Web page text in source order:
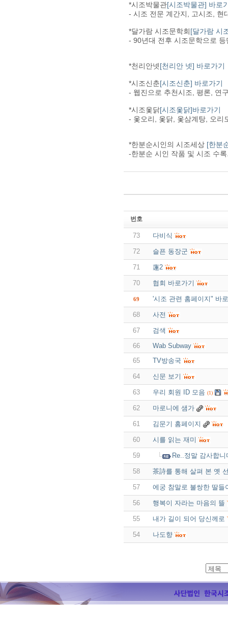
*시조박물관[시조박물관] 바로
- 시조 전문 계간지, 고시조, 현
*달가람 시조문학회[달가람 시
- 90년대 전후 시조문학으로
*천리안넷[천리안 넷] 바로가기
*시조신춘[시조신춘] 바로가기
- 웹진으로 추천시조, 평론, 연
*시조옻닭[시조옻닭]바로가기
- 옻오리, 옻닭, 옻삼계탕, 오리
*한분순시인의 시조세상 [한분
-한분순 시인 작품 및 시조 수
번호
73 다비식
72 슬픈 동장군
71 蓮2
70 협회 바로가기
69 '시조 관련 홈페이지" 바
68 사전
67
검색
66
Wab Subway
65
TV방송국
64 신문 보기
63 우리 회원 ID 모음 (1)
62 마로니에 샘가
61 김문기 홈페이지
60 시를 읽는 재미
59 Re..정말 감사합
58 茶詩를 통해 살펴 본 옛
57 에궁 참말로 불쌍한 딸들
56 행복이 자라는 마음의 뜰
55 내가 길이 되어 당신께로
54 나도향